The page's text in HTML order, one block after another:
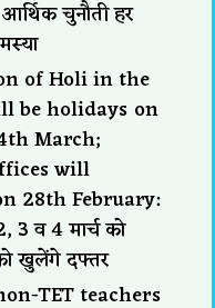
चुनौती हर
of Holi in the
be holidays on
March;
will
28th February:
3 व 4 मार्च को
खुलेंगे दफ्तर
TET teachers